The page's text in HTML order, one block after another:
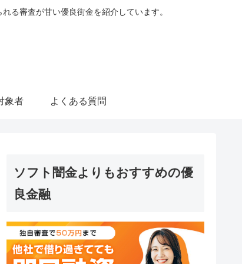
る審査が甘い優良街金を紹介しています。
象者 よくある質問
ソフト闇金よりもおすすめの優
良金融